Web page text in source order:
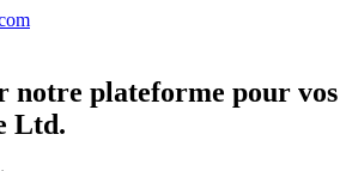
notre plateforme pour vos
Ltd.